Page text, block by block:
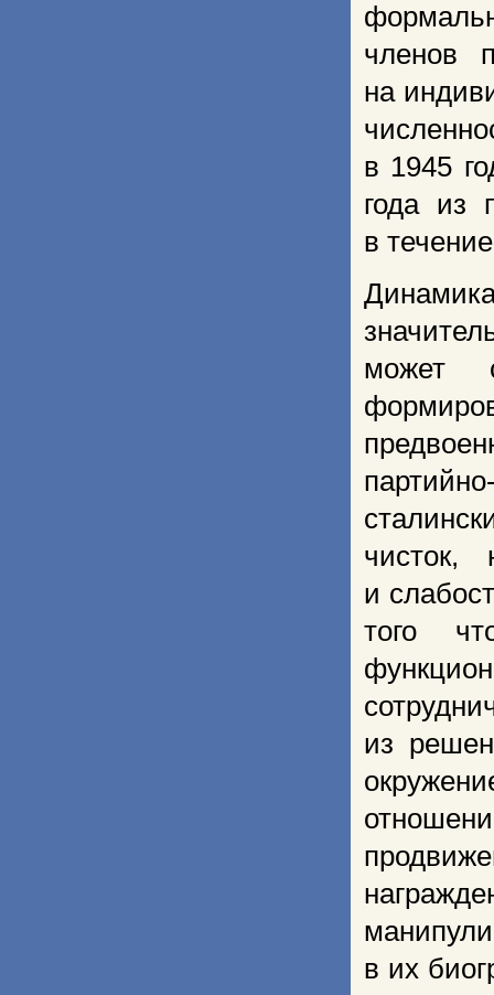
членов
на
в 1945
года из
в
может
чисток,
и
того
из
в их